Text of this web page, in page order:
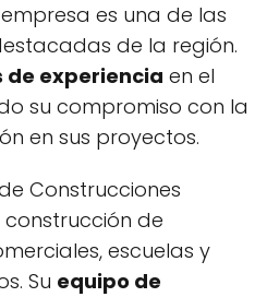
es una de las
de la región.
de experiencia en el
su compromiso con la
en sus proyectos.
Construcciones
construcción de
escuelas y
Su equipo de